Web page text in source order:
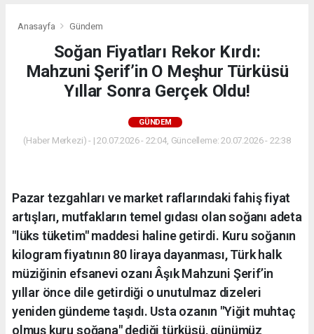
Anasayfa Gündem
Soğan Fiyatları Rekor Kırdı:
Mahzuni Şerif’in O Meşhur Türküsü
Yıllar Sonra Gerçek Oldu!
GÜNDEM
(Haber Merkezi) - | 20.07.2026 - 22:04, Güncelleme: 20.07.2026 - 22:38
Pazar tezgahları ve market raflarındaki fahiş fiyat
artışları, mutfakların temel gıdası olan soğanı adeta
"lüks tüketim" maddesi haline getirdi. Kuru soğanın
kilogram fiyatının 80 liraya dayanması, Türk halk
müziğinin efsanevi ozanı Âşık Mahzuni Şerif’in
yıllar önce dile getirdiği o unutulmaz dizeleri
yeniden gündeme taşıdı. Usta ozanın "Yiğit muhtaç
olmuş kuru soğana" dediği türküsü, günümüz